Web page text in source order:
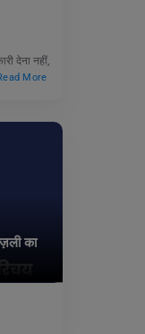
देना नहीं,
More
का